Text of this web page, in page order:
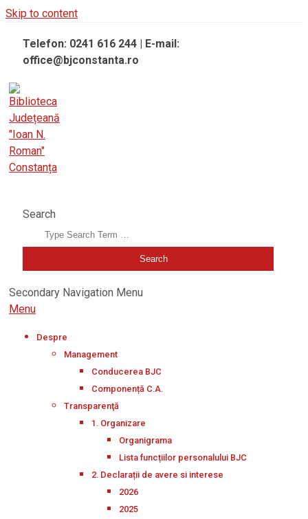
Skip to content
Telefon: 0241 616 244 | E-mail:
office@bjconstanta.ro
Search
Secondary Navigation Menu
Menu
Despre
Management
Conducerea BJC
Componență C.A.
Transparenţă
1. Organizare
Organigrama
Lista funcțiilor personalului BJC
2. Declarații de avere si interese
2026
2025